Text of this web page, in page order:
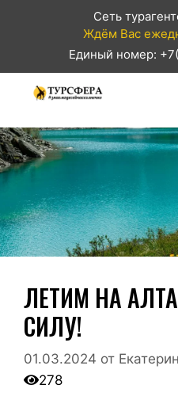
Сеть
Ждём Вас
Единый номер:
ЛЕТИМ НА
СИЛУ!
01.03.2024 от
278